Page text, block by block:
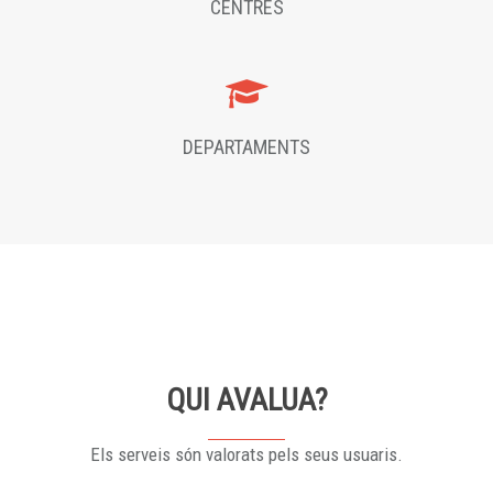
CENTRES
DEPARTAMENTS
QUI AVALUA?
Els serveis són valorats pels seus usuaris.